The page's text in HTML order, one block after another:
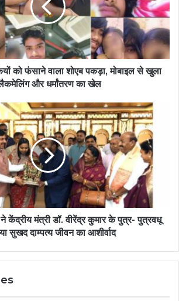
को फंसाने वाला शोएब पकड़ा, मोबाइल से खुला
और धर्मांतरण का खेल
केंद्रीय मंत्री डॉ. वीरेंद्र कुमार के पुत्र- पुत्रवधू
सुखद दाम्पत्य जीवन का आशीर्वाद